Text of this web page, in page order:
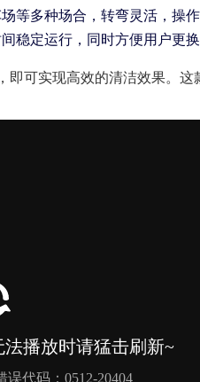
等多种场合，转弯灵活，操作
稳定运行，同时方便用户更换
可实现高效的清洁效果。